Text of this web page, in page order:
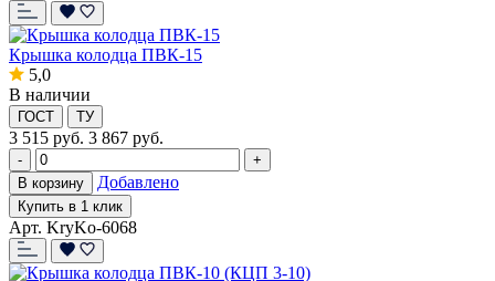
Крышка колодца ПВК-15
5,0
В наличии
ГОСТ ТУ
3 515 руб. 3 867 руб.
-
+
В корзину
Добавлено
Купить в 1 клик
Арт. KryKo-6068